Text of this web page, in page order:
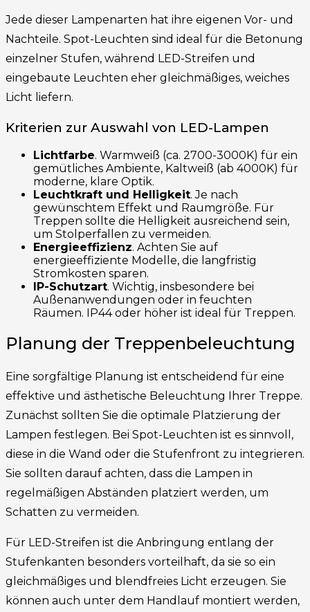
Jede dieser Lampenarten hat ihre eigenen Vor- und
Nachteile. Spot-Leuchten sind ideal für die Betonung
einzelner Stufen, während LED-Streifen und
eingebaute Leuchten eher gleichmäßiges, weiches
Licht liefern.
Kriterien zur Auswahl von LED-Lampen
Lichtfarbe. Warmweiß (ca. 2700-3000K) für ein
gemütliches Ambiente, Kaltweiß (ab 4000K) für
moderne, klare Optik.
Leuchtkraft und Helligkeit. Je nach
gewünschtem Effekt und Raumgröße. Für
Treppen sollte die Helligkeit ausreichend sein,
um Stolperfallen zu vermeiden.
Energieeffizienz. Achten Sie auf
energieeffiziente Modelle, die langfristig
Stromkosten sparen.
IP-Schutzart. Wichtig, insbesondere bei
Außenanwendungen oder in feuchten
Räumen. IP44 oder höher ist ideal für Treppen.
Planung der Treppenbeleuchtung
Eine sorgfältige Planung ist entscheidend für eine
effektive und ästhetische Beleuchtung Ihrer Treppe.
Zunächst sollten Sie die optimale Platzierung der
Lampen festlegen. Bei Spot-Leuchten ist es sinnvoll,
diese in die Wand oder die Stufenfront zu integrieren.
Sie sollten darauf achten, dass die Lampen in
regelmäßigen Abständen platziert werden, um
Schatten zu vermeiden.
Für LED-Streifen ist die Anbringung entlang der
Stufenkanten besonders vorteilhaft, da sie so ein
gleichmäßiges und blendfreies Licht erzeugen. Sie
können auch unter dem Handlauf montiert werden,